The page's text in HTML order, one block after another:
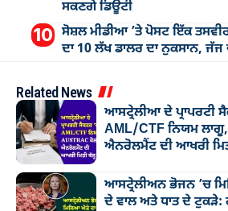
ਸਕਣਗੇ ਡਿਊਟੀ
ਸੋਸ਼ਲ ਮੀਡੀਆ ’ਤੇ ਪੋਸਟ ਇੱਕ
ਦਾ 10 ਲੱਖ ਡਾਲਰ ਦਾ ਨੁਕਸਾਨ, ਜੱਜ
Related News
ਆਸਟ੍ਰੇਲੀਆ ਦੇ ਪ੍ਰਾਪਰਟੀ
AML/CTF ਨਿਯਮ
ਐਨਰੋਲਮੈਂਟ ਦੀ ਆਖਰੀ
ਆਸਟ੍ਰੇਲੀਅਨ ਭੋਜਨ ’ਚ
ਦੇ ਵਾਲ ਅਤੇ ਧਾਤ ਦੇ ਟੁਕੜੇ: